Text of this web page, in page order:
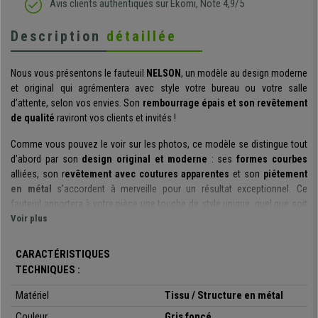
Avis clients authentiques sur Ekomi, Note 4,9/5
Description détaillée
Nous vous présentons le fauteuil NELSON, un modèle au design moderne
et original qui agrémentera avec style votre bureau ou votre salle
d’attente, selon vos envies. Son rembourrage épais et son revêtement
de qualité raviront vos clients et invités !
Comme vous pouvez le voir sur les photos, ce modèle se distingue tout
d’abord par son design original et moderne : sesformes courbes
alliées, son revêtement avec coutures apparentes et son piétement
en métal s’accordent à merveille pour un résultat exceptionnel. Ce
fauteuil apportera à votre pièce une touche de style unique, quel que soit
l’espace choisi pour son utilisation.
haut niveau de confort
sonrembourrage épais
de qualité à vos clients et invités. Ces derniers pourront rester assise
Voir plus
CARACTÉRISTIQUES
TECHNIQUES :
Matériel
Tissu / Structure en métal